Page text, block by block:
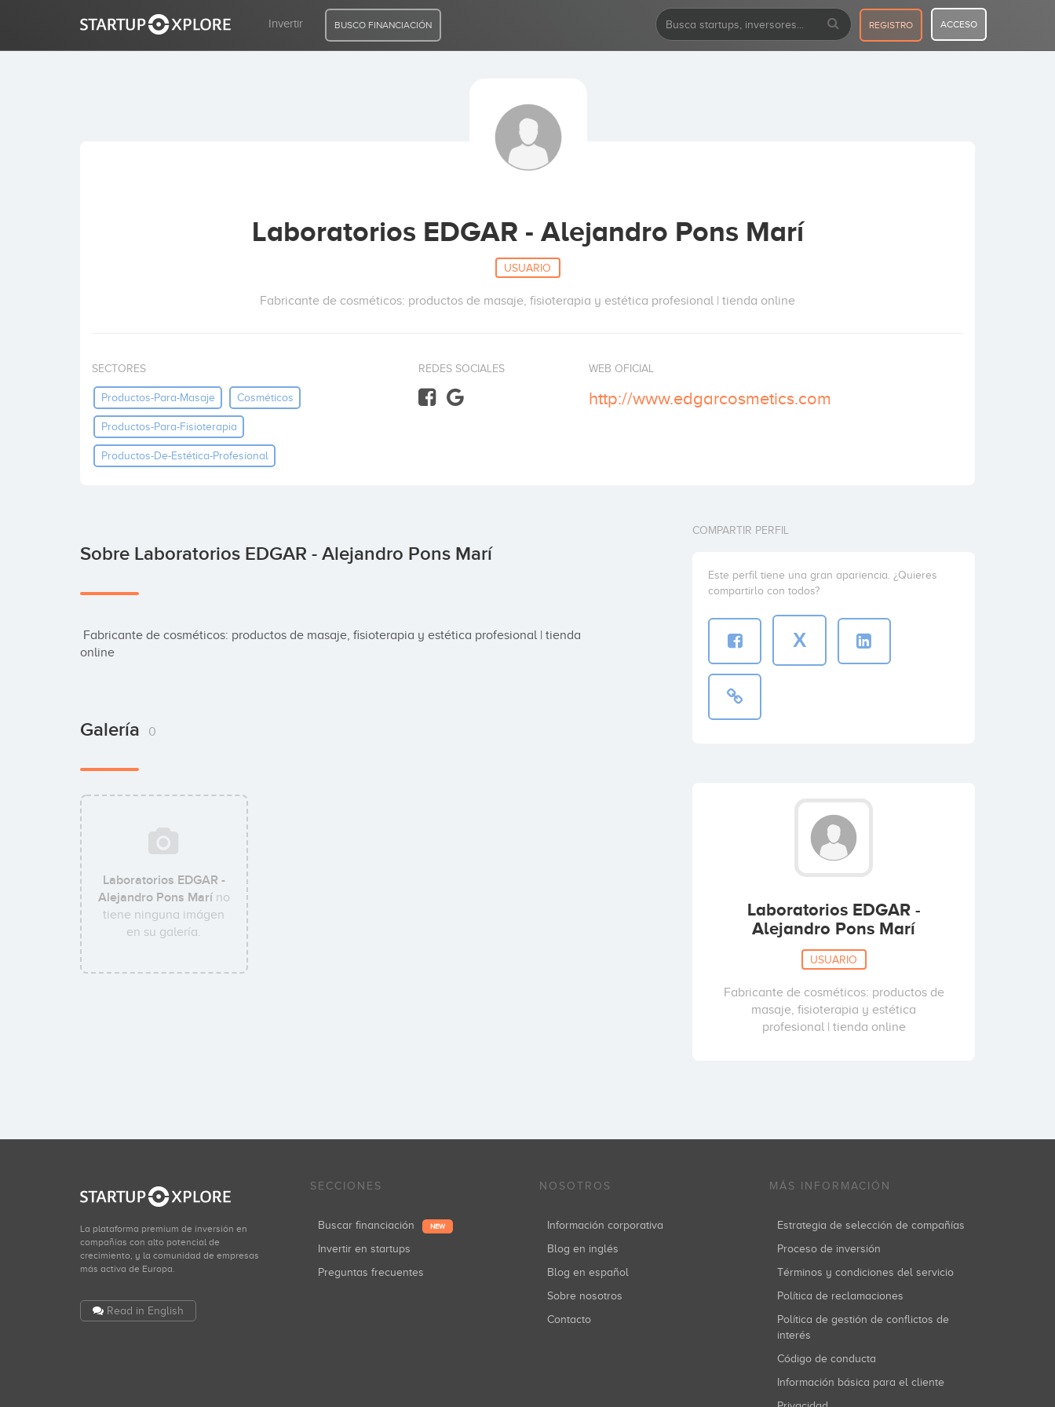
Invertir BUSCO FINANCIACIÓN REGISTRO ACCESO
Laboratorios EDGAR - Alejandro Pons Marí
USUARIO
Fabricante de cosméticos: productos de masaje, fisioterapia y estética profesional | tienda online
SECTORES
Productos-Para-Masaje Cosméticos
Productos-Para-Fisioterapia
Productos-De-Estética-Profesional
REDES SOCIALES WEB OFICIAL
http://www.edgarcosmetics.com
Sobre Laboratorios EDGAR - Alejandro Pons Marí
online
Galería 0
Laboratorios EDGAR -
Alejandro Pons Maríno
tiene ninguna imágen
en su galería.
COMPARTIR PERFIL
Este perfil tiene una gran apariencia. ¿Quieres
compartirlo con todos?
X
Laboratorios EDGAR -
Alejandro Pons Marí
USUARIO
Fabricante de cosméticos: productos de
masaje, fisioterapia y estética
profesional | tienda online
La plataforma premium de inversión en
compañías con alto potencial de
crecimiento, y la comunidad de empresas
más activa de Europa.
Read in English
SECCIONES
Buscar financiación NEW
Invertir en startups
Preguntas frecuentes
NOSOTROS
Información corporativa
Blog en inglés
Blog en español
Sobre nosotros
Contacto
MÁS INFORMACIÓN
Estrategia de selección de compañías
Proceso de inversión
Términos y condiciones del servicio
Política de reclamaciones
Política de gestión de conflictos de
interés
Código de conducta
Información básica para el cliente